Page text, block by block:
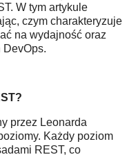
W tym artykule
czym charakteryzuje
na wydajność oraz
DevOps.
przez Leonarda
Każdy poziom
REST, co